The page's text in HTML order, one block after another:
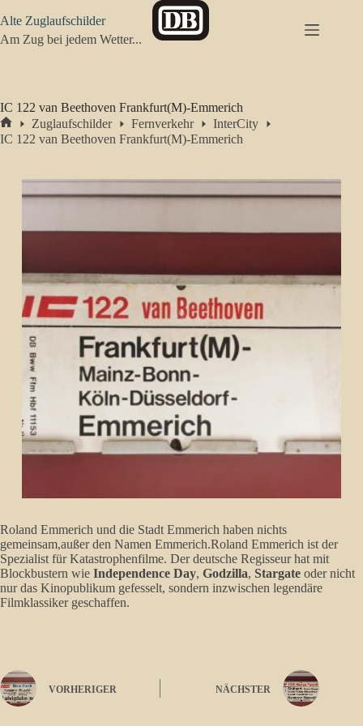
Inhalt
springen
Alte Zuglaufschilder
Am Zug bei jedem Wetter...
IC 122 van Beethoven Frankfurt(M)-Emmerich
Start
Zuglaufschilder Fernverkehr
InterCity
IC 122 van Beethoven Frankfurt(M)-Emmerich
Roland Emmerich und die Stadt Emmerich haben nichts
gemeinsam,außer den Namen Emmerich.Roland Emmerich ist der
Spezialist für Katastrophenfilme. Der deutsche Regisseur hat mit
Blockbustern wie Independence Day, Godzilla, Stargate oder nicht
nur das Kinopublikum gefesselt, sondern inzwischen legendäre
Filmklassiker geschaffen.
VORHERIGER NÄCHSTER